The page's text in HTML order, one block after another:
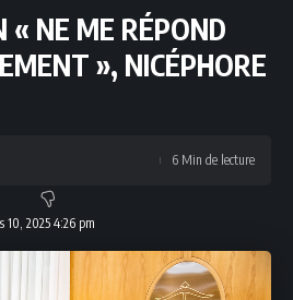
« NE ME RÉPOND
», NICÉPHORE
10, 2025 4:26 pm
6 Min de lecture